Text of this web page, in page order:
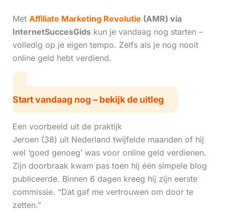
Met Affiliate Marketing Revolutie (AMR) via
InternetSuccesGidskun je vandaag nog starten –
volledig op je eigen tempo. Zelfs als je nog nooit
online geld hebt verdiend.
Start vandaag nog – bekijk de uitleg
Een voorbeeld uit de praktijk
Jeroen (38) uit Nederland twijfelde maanden of hij
wel ‘goed genoeg’ was voor online geld verdienen.
Zijn doorbraak kwam pas toen hij één simpele blog
publiceerde. Binnen 6 dagen kreeg hij zijn eerste
commissie. “Dat gaf me vertrouwen om door te
zetten.”